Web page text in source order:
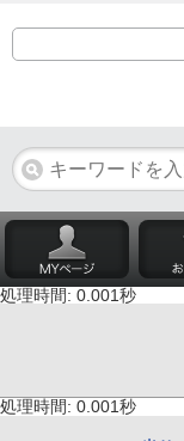
処理時間: 0.001秒
処理時間: 0.001秒